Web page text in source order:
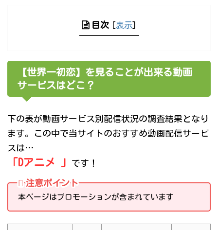
目次 [表示]
【世界一初恋】を見ることが出来る動画
サービスはどこ？
下の表が動画サービス別配信状況の調査結果となり
ます。この中で当サイトのおすすめ動画配信サービ
スは…
「Dアニメ 」 です！
注意ポイント
本ページはプロモーションが含まれています